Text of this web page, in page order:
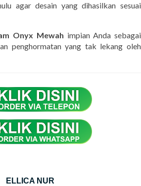
agar desain yang dihasilkan sesuai
Onyx Mewah impian Anda sebagai
penghormatan yang tak lekang oleh
ELLICA NUR